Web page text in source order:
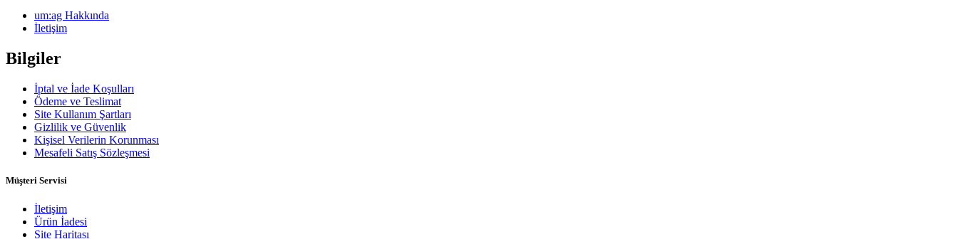
um:ag Hakkında
İletişim
Bilgiler
İptal ve İade Koşulları
Ödeme ve Teslimat
Site Kullanım Şartları
Gizlilik ve Güvenlik
Kişisel Verilerin Korunması
Mesafeli Satış Sözleşmesi
Müşteri Servisi
İletişim
Ürün İadesi
Site Haritası